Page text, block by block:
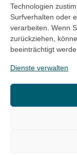
Technologien
Surfverhalten oder
verarbeiten. Wenn
zurückziehen,
beeinträchtigt
Dienste verwalten
Impressum
Datenschutz
Bildrechte
Cookie-Richtlinie (EU)
Gästebegleiter
Entdecken Sie mit
2003 - 2026
uns eine der